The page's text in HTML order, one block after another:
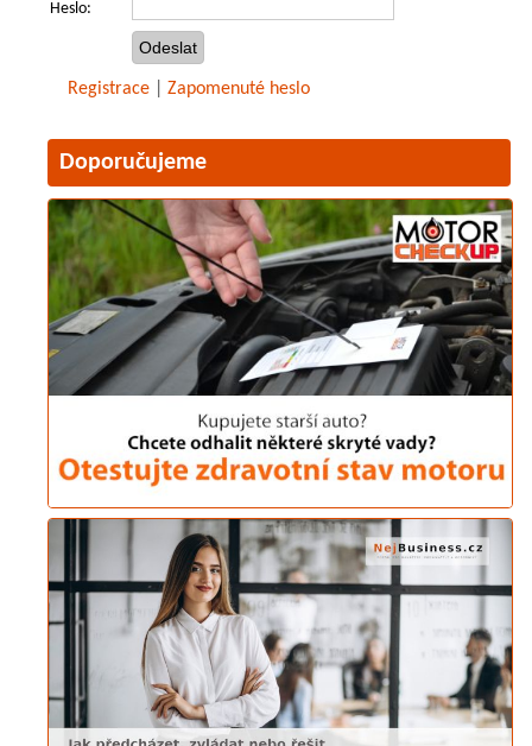
Heslo:
Registrace Zapomenuté heslo
Doporučujeme